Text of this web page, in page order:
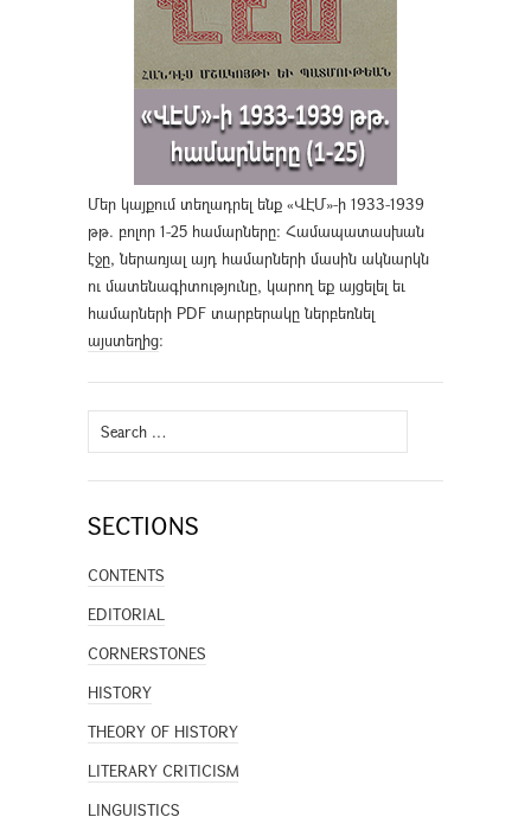
Մեր կայքում տեղադրել ենք «ՎԷՄ»-ի 1933-1939
թթ. բոլոր 1-25 համարները։ Համապատասխան
էջը, ներառյալ այդ համարների մասին ակնարկն
ու մատենագիտությունը, կարող եք այցելել եւ
համարների PDF տարբերակը ներբեռնել
այստեղից։
Search
for:
SECTIONS
CONTENTS
EDITORIAL
CORNERSTONES
HISTORY
THEORY OF HISTORY
LITERARY CRITICISM
LINGUISTICS